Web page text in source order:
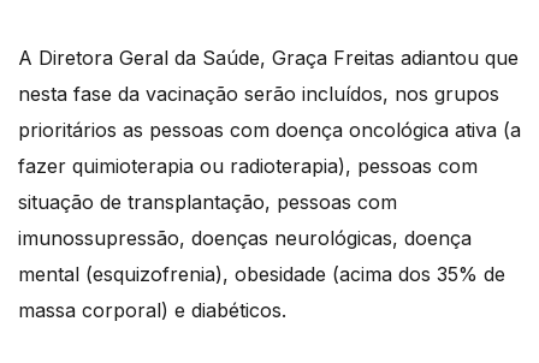
A Diretora Geral da Saúde, Graça Freitas adiantou que
nesta fase da vacinação serão incluídos, nos grupos
prioritários as pessoas com doença oncológica ativa (a
fazer quimioterapia ou radioterapia), pessoas com
situação de transplantação, pessoas com
imunossupressão, doenças neurológicas, doença
mental (esquizofrenia), obesidade (acima dos 35% de
massa corporal) e diabéticos.